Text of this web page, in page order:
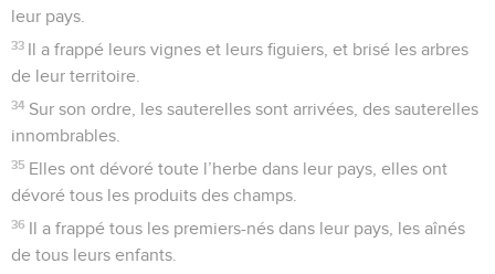
leur pays.
33 Il a frappé leurs vignes et leurs figuiers, et brisé les arbres
de leur territoire.
34 Sur son ordre, les sauterelles sont arrivées, des sauterelles
innombrables.
35 Elles ont dévoré toute l’herbe dans leur pays, elles ont
dévoré tous les produits des champs.
36 Il a frappé tous les premiers-nés dans leur pays, les aînés
de tous leurs enfants.